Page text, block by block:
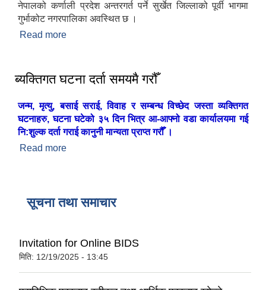
नेपालको कर्णाली प्रदेश अन्तरगर्त पर्ने सुर्खेत जिल्लाको पूर्वी भागमा
गुर्भाकोट नगरपालिका अवस्थित छ ।
Read more
ब्यक्तिगत घटना दर्ता समयमै गरौँ
जन्म, मृत्यु, बसाई सराई, विवाह र सम्बन्ध विच्छेद जस्ता व्यक्तिगत
घटनाहरु, घटना घटेको ३५ दिन भित्र आ-आफ्नो वडा कार्यालयमा गई
नि:शुल्क दर्ता गराई कानुनी मान्यता प्राप्त गरौँ ।
Read more
सूचना तथा समाचार
Invitation for Online BIDS
मिति: 12/19/2025 - 13:45